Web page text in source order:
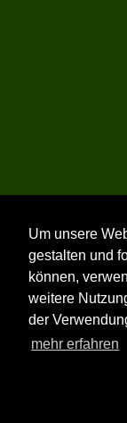
Um unsere
gestalten und
können,
weitere
der
mehr erfahren